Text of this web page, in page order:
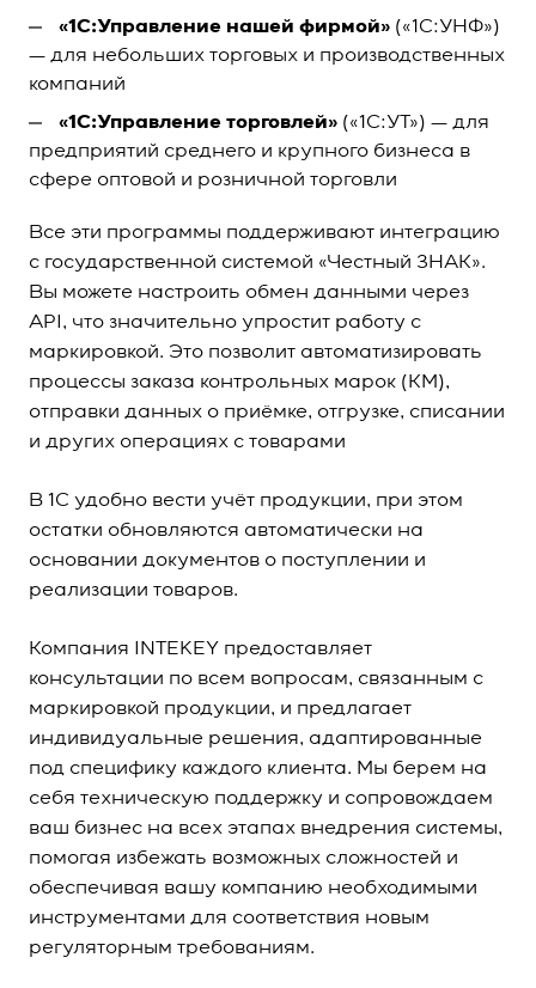
«1С:Управление нашей фирмой» («1С:УНФ»)
— для небольших торговых и производственных
компаний
«1C:Управление торговлей» («1C:УТ») — для
предприятий среднего и крупного бизнеса в
сфере оптовой и розничной торговли
Все эти программы поддерживают интеграцию
с государственной системой «Честный ЗНАК».
Вы можете настроить обмен данными через
API, что значительно упростит работу с
маркировкой. Это позволит автоматизировать
процессы заказа контрольных марок (КМ),
отправки данных о приёмке, отгрузке, списании
и других операциях с товарами
В 1C удобно вести учёт продукции, при этом
остатки обновляются автоматически на
основании документов о поступлении и
реализации товаров.
Компания INTEKEY предоставляет
консультации по всем вопросам, связанным с
маркировкой продукции, и предлагает
индивидуальные решения, адаптированные
под специфику каждого клиента. Мы берем на
себя техническую поддержку и сопровождаем
ваш бизнес на всех этапах внедрения системы,
помогая избежать возможных сложностей и
обеспечивая вашу компанию необходимыми
инструментами для соответствия новым
регуляторным требованиям.